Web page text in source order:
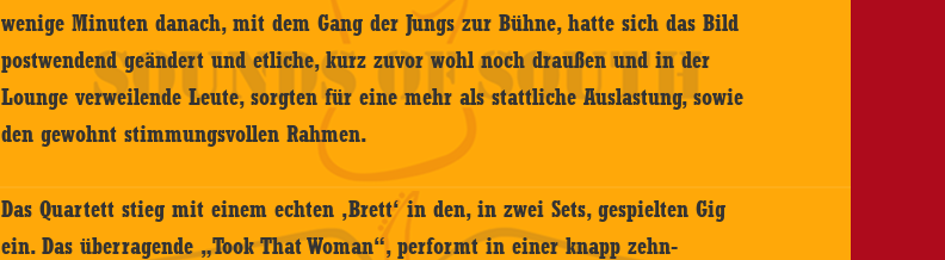
wenige Minuten danach, mit dem Gang der Jungs zur Bühne, hatte sich das Bild
postwendend geändert und etliche, kurz zuvor wohl noch draußen und in der
Lounge verweilende Leute, sorgten für eine mehr als stattliche Auslastung, sowie
den gewohnt stimmungsvollen Rahmen.
Das Quartett stieg mit einem echten ‚Brett‘ in den, in zwei Sets, gespielten Gig
ein. Das überragende „Took That Woman“, performt in einer knapp zehn-